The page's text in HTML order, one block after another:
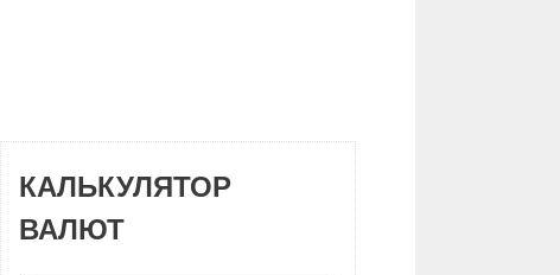
КАЛЬКУЛЯТОР
ВАЛЮТ